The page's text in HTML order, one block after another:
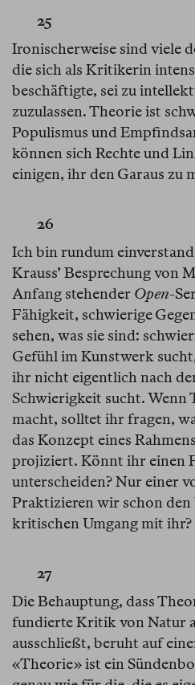
25
Ironischerweise sind viele
die sich als Kritikerin
beschäftigte, sei zu
zuzulassen. Theorie ist
Populismus und
können sich Rechte und
einigen, ihr den Garaus zu
26
Ich bin rundum
Krauss’ Besprechung von
Anfang stehender Open-
Fähigkeit, schwierige
sehen, was sie sind:
Gefühl im Kunstwerk
ihr nicht eigentlich nach
Schwierigkeit sucht. Wenn
macht, solltet ihr fragen,
das Konzept eines
projiziert. Könnt ihr einen
unterscheiden? Nur einer
Praktizieren wir schon
kritischen Umgang mit ihr?
27
Die Behauptung, dass
fundierte Kritik von Natur
ausschließt, beruht auf
«Theorie» ist ein